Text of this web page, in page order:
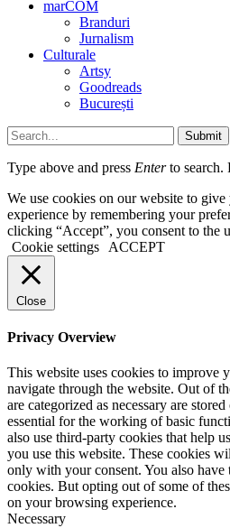
marCOM
Branduri
Jurnalism
Culturale
Artsy
Goodreads
București
Submit
Type above and press Enterto search.
We use cookies on our website to
experience by remembering your
clicking “Accept”, you consent to the
Cookie settings
ACCEPT
Close
Privacy Overview
This website uses cookies to improve
navigate through the website. Out of
are categorized as necessary are
essential for the working of basic
also use third-party cookies that help
you use this website. These cookies
only with your consent. You also
cookies. But opting out of some of
on your browsing experience.
Necessary